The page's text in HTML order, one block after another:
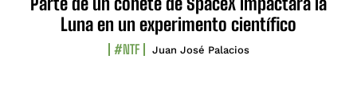
Luna en un experimento científico
#NTF Juan José Palacios